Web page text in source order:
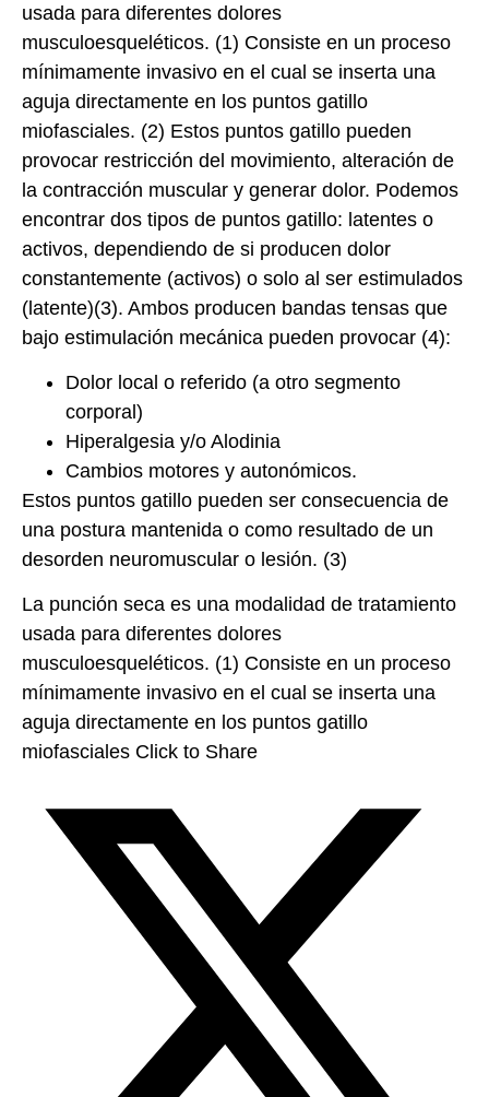
usada para diferentes dolores
musculoesqueléticos. (1) Consiste en un proceso
mínimamente invasivo en el cual se inserta una
aguja directamente en los puntos gatillo
miofasciales. (2) Estos puntos gatillo pueden
provocar restricción del movimiento, alteración de
la contracción muscular y generar dolor. Podemos
encontrar dos tipos de puntos gatillo: latentes o
activos, dependiendo de si producen dolor
constantemente (activos) o solo al ser estimulados
(latente)(3). Ambos producen bandas tensas que
bajo estimulación mecánica pueden provocar (4):
Dolor local o referido (a otro segmento
corporal)
Hiperalgesia y/o Alodinia
Cambios motores y autonómicos.
Estos puntos gatillo pueden ser consecuencia de
una postura mantenida o como resultado de un
desorden neuromuscular o lesión. (3)
La punción seca es una modalidad de tratamiento
usada para diferentes dolores
musculoesqueléticos. (1) Consiste en un proceso
mínimamente invasivo en el cual se inserta una
aguja directamente en los puntos gatillo
miofasciales Click to Share